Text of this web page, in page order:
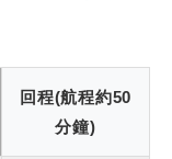
回程(航程約50
分鐘)